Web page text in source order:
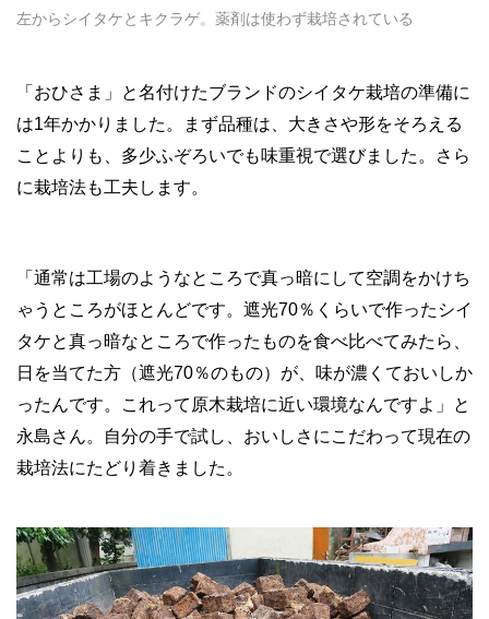
左からシイタケとキクラゲ。薬剤は使わず栽培されている
「おひさま」と名付けたブランドのシイタケ栽培の準備に
は1年かかりました。まず品種は、大きさや形をそろえる
ことよりも、多少ふぞろいでも味重視で選びました。さら
に栽培法も工夫します。
「通常は工場のようなところで真っ暗にして空調をかけち
ゃうところがほとんどです。遮光70％くらいで作ったシイ
タケと真っ暗なところで作ったものを食べ比べてみたら、
日を当てた方（遮光70％のもの）が、味が濃くておいしか
ったんです。これって原木栽培に近い環境なんですよ」と
永島さん。自分の手で試し、おいしさにこだわって現在の
栽培法にたどり着きました。